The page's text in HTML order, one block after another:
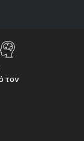
τον